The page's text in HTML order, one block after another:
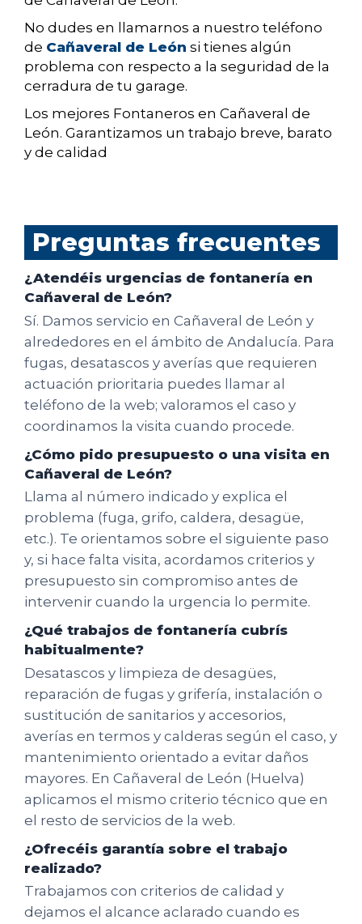
No dudes en llamarnos a nuestro teléfono
de Cañaveral de León si tienes algún
problema con respecto a la seguridad de la
cerradura de tu garage.
Los mejores Fontaneros en Cañaveral de
León. Garantizamos un trabajo breve, barato
y de calidad
Preguntas frecuentes
¿Atendéis urgencias de fontanería en
Cañaveral de León?
Sí. Damos servicio en Cañaveral de León y
alrededores en el ámbito de Andalucía. Para
fugas, desatascos y averías que requieren
actuación prioritaria puedes llamar al
teléfono de la web; valoramos el caso y
coordinamos la visita cuando procede.
¿Cómo pido presupuesto o una visita en
Cañaveral de León?
Llama al número indicado y explica el
problema (fuga, grifo, caldera, desagüe,
etc.). Te orientamos sobre el siguiente paso
y, si hace falta visita, acordamos criterios y
presupuesto sin compromiso antes de
intervenir cuando la urgencia lo permite.
¿Qué trabajos de fontanería cubrís
habitualmente?
Desatascos y limpieza de desagües,
reparación de fugas y grifería, instalación o
sustitución de sanitarios y accesorios,
averías en termos y calderas según el caso, y
mantenimiento orientado a evitar daños
mayores. En Cañaveral de León (Huelva)
aplicamos el mismo criterio técnico que en
el resto de servicios de la web.
¿Ofrecéis garantía sobre el trabajo
realizado?
Trabajamos con criterios de calidad y
dejamos el alcance aclarado cuando es